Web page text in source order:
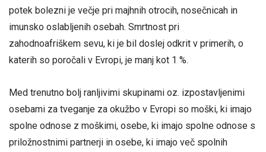
potek bolezni je večje pri majhnih otrocih, nosečnicah in
imunsko oslabljenih osebah. Smrtnost pri
zahodnoafriškem sevu, ki je bil doslej odkrit v primerih, o
katerih so poročali v Evropi, je manj kot 1 %.
Med trenutno bolj ranljivimi skupinami oz. izpostavljenimi
osebami za tveganje za okužbo v Evropi so moški, ki imajo
spolne odnose z moškimi, osebe, ki imajo spolne odnose s
priložnostnimi partnerji in osebe, ki imajo več spolnih